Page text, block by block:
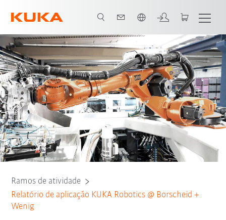
Todos os parceiros do sistema
Ramos de atividade
Relatório de aplicação KUKA Robotics @ Borscheid +
Wenig